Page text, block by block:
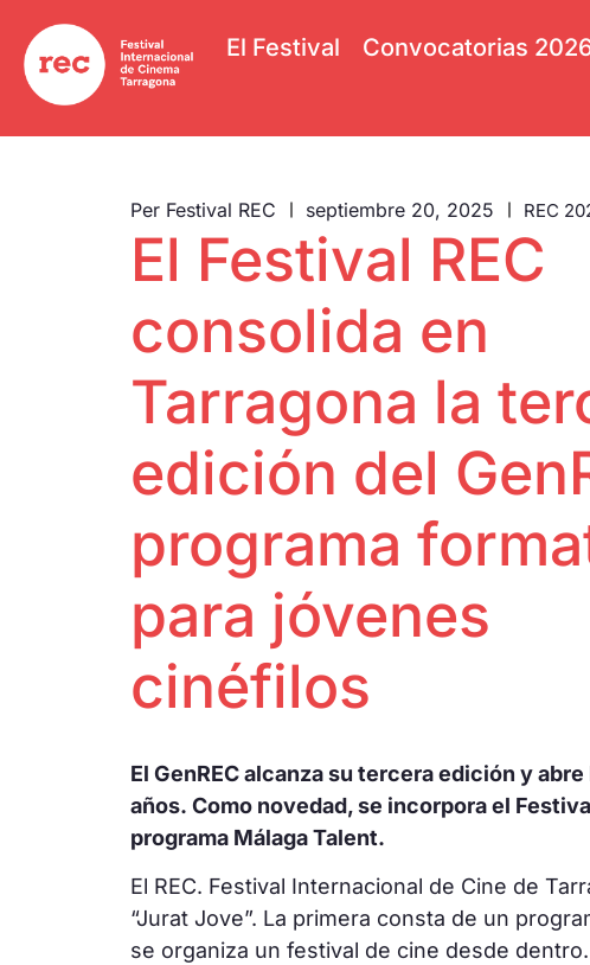
El Festival Convocatorias
Per Festival REC septiembre 20, 2025 REC
El Festival REC
consolida en
Tarragona la
edición del
programa
para jóvenes
cinéfilos
El GenREC alcanza su tercera edición y
años. Como novedad, se incorpora el
programa Málaga Talent.
El REC. Festival Internacional de Cine de
“Jurat Jove”. La primera consta de un
se organiza un festival de cine desde